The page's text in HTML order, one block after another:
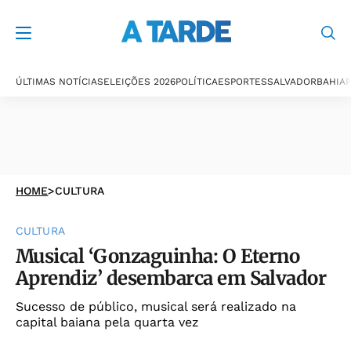
ÚLTIMAS NOTÍCIASELEIÇÕES 2026POLÍTICAESPORTESSALVADORBAHIA
HOME>CULTURA
CULTURA
Musical ‘Gonzaguinha: O Eterno
Aprendiz’ desembarca em Salvador
Sucesso de público, musical será realizado na
capital baiana pela quarta vez